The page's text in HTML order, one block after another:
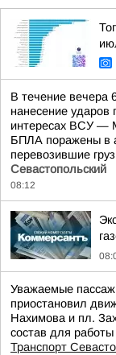
В течение вечера
нанесение ударов
интересах ВСУ —
БПЛА поражены в
перевозившие
Севастопольский
08:12
Уважаемые
приостановил
Нахимова и пл.
состав для
Транспорт